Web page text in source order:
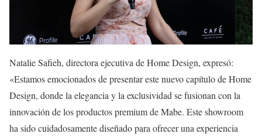
Natalie Safieh, directora ejecutiva de Home Design, expresó:
«Estamos emocionados de presentar este nuevo capítulo de Home
Design, donde la elegancia y la exclusividad se fusionan con la
innovación de los productos premium de Mabe. Este showroom
ha sido cuidadosamente diseñado para ofrecer una experiencia